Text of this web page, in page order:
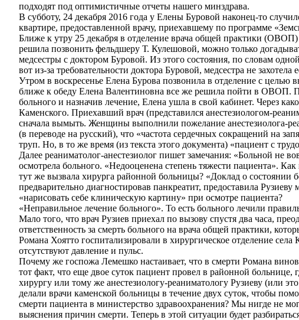
подходят под оптимистичные отчеты нашего минздрава.
В субботу, 24 декабря 2016 года у Елены Буровой наконец-то
квартире, предоставленной врачу, приехавшему по программе
Ближе к утру 25 декабря в отделение врача общей практики
решила позвонить фельдшеру Т. Кулешовой, можно только
медсестры с доктором Буровой. Из этого состояния, по словам
вот из-за требовательности доктора Буровой, медсестра не
Утром в воскресенье Елена Бурова позвонила в отделение с
ближе к обеду Елена Валентиновна все же решила пойти в ОВОП.
больного и назначив лечение, Елена ушла в свой кабинет. Через
Каменского. Приехавший врач (представился анестезиологом-
сначала вымыть. Женщины выполнили пожелание анестезиолога-
(в переводе на русский), что «частота сердечных сокращений на
труп. Но, в то же время (из текста этого документа) «пациент с
Далее реаниматолог-анестезиолог пишет замечания: «Больной не
осмотрела больного. «Недооценена степень тяжести пациента».
тут же вызвала хирурга районной больницы? «Доклад о состоянии
предварительно диагностировав панкреатит, предоставила
«нарисовать себе клиническую картину» при осмотре пациента?
«Неправильное лечение больного». То есть больного лечили
Мало того, что врач Рузиев приехал по вызову спустя два часа,
ответственность за смерть больного на врача общей практики,
Романа Хоятто госпитализировали в хирургическое отделение
отсутствуют давление и пульс.
Почему же госпожа Лемешко настаивает, что в смерти Романа
тот факт, что еще двое суток пациент провел в районной
хирургу или тому же анестезиологу-реаниматологу Рузиеву (или
делали врачи каменской больницы в течение двух суток, чтобы
смерти пациента в министерство здравоохранения? Мы нигде не
выяснения причин смерти. Теперь в этой ситуации будет